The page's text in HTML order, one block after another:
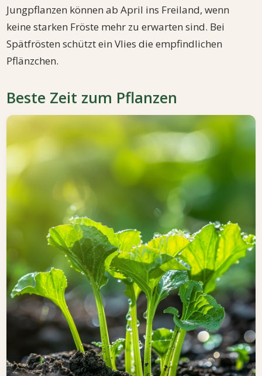
Jungpflanzen können ab April ins Freiland, wenn
keine starken Fröste mehr zu erwarten sind. Bei
Spätfrösten schützt ein Vlies die empfindlichen
Pflänzchen.
Beste Zeit zum Pflanzen